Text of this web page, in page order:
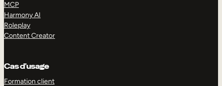
MCP
Harmony AI
Roleplay
Content Creator
Cas d’usage
Formation client